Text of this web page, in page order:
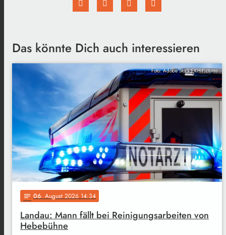
Das könnte Dich auch interessieren
Foto: Adobe Stock EKH-Pictures
notes 06. August 2026 14:34
Landau: Mann fällt bei Reinigungsarbeiten von
Hebebühne